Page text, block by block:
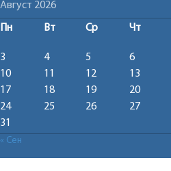
Август 2026
Пн Вт Ср Чт
3
4 5 6
10
11 12 13
17
18 19 20
24
25 26 27
31
« Сен